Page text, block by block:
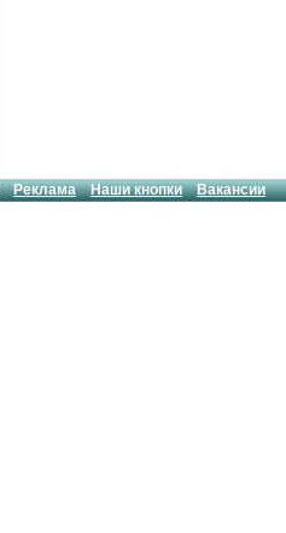
Реклама Наши кнопки Вакансии